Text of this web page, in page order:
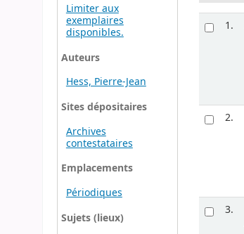
Limiter aux
exemplaires
disponibles.
Auteurs
Hess, Pierre-Jean
Sites dépositaires
Archives
contestataires
Emplacements
Périodiques
Sujets (lieux)
1.
2.
3.